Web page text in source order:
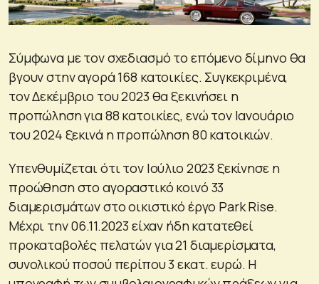
Σύμφωνα με τον σχεδιασμό το επόμενο δίμηνο θα
βγουν στην αγορά 168 κατοικίες. Συγκεκριμένα,
τον Δεκέμβριο του 2023 θα ξεκινήσει η
προπώληση για 88 κατοικίες, ενώ τον Ιανουάριο
του 2024 ξεκινά η προπώληση 80 κατοικιών.
Υπενθυμίζεται ότι τον Ιούλιο 2023 ξεκίνησε η
προώθηση στο αγοραστικό κοινό 33
διαμερισμάτων στο οικιστικό έργο Park Rise.
Μέχρι την 06.11.2023 είχαν ήδη κατατεθεί
προκαταβολές πελατών για 21 διαμερίσματα,
συνολικού ποσού περίπου 3 εκατ. ευρώ. Η